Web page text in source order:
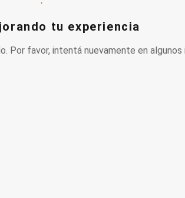
tu experiencia
Por favor, intentá nuevamente en algunos